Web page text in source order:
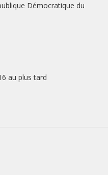
Démocratique du
au plus tard